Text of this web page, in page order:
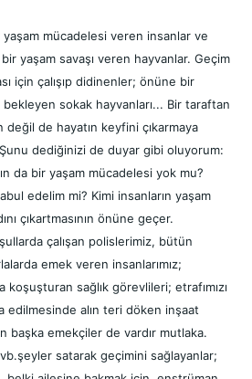
ya​şam mücadelesi veren insanlar ve
yaşam savaşı veren hayvanlar. Geçim
için çalışıp didinenler; önüne bir
bekleyen sokak hayvanları... Bir taraftan
de hayatın keyfini çıkarmaya
Şunu dediğinizi de duyar gibi oluyorum:
da bir yaşam mücadelesi yok mu?
edelim mi? Kimi insanların yaşam
çıkartmasının önüne geçer.
çalışan polislerimiz, bütün
emek veren insanlarımız;
koşuşturan sağlık görevlileri; etrafımızı
edilmesinde alın teri döken inşaat
başka emekçiler de vardır mutlaka.
satarak geçimini sağlayanlar;